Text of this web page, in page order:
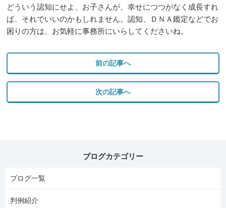
どういう認知にせよ、お子さんが、幸せにつつがなく成長すれ
ば、それでいいのかもしれません。認知、ＤＮＡ鑑定などでお
困りの方は、お気軽に事務所にいらしてくださいね。
前の記事へ
次の記事へ
ブログカテゴリー
ブログ一覧
判例紹介